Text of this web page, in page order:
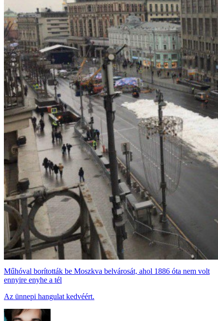
Műhóval borították be Moszkva belvárosát, ahol 1886 óta nem volt
ennyire enyhe a tél
Az ünnepi hangulat kedvéért.